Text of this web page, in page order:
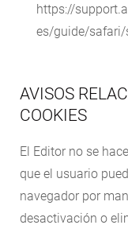
https://
es/guide/
AVISOS
COOKIES
El Editor no se
que el usuario
navegador por
desactivación o